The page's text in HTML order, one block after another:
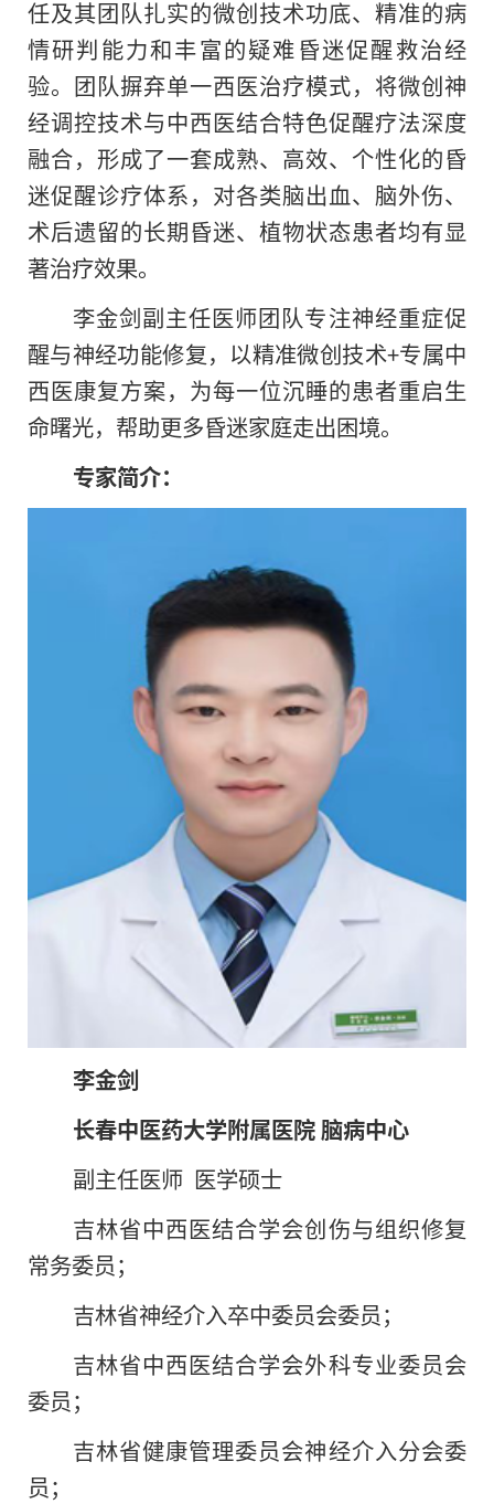
任及其团队扎实的微创技术功底、精准的病
情研判能力和丰富的疑难昏迷促醒救治经
验。团队摒弃单一西医治疗模式，将微创神
经调控技术与中西医结合特色促醒疗法深度
融合，形成了一套成熟、高效、个性化的昏
迷促醒诊疗体系，对各类脑出血、脑外伤、
术后遗留的长期昏迷、植物状态患者均有显
著治疗效果。
李金剑副主任医师团队专注神经重症促
醒与神经功能修复，以精准微创技术+专属中
西医康复方案，为每一位沉睡的患者重启生
命曙光，帮助更多昏迷家庭走出困境。
专家简介：
李金剑
长春中医药大学附属医院脑病中心
副主任医师 医学硕士
吉林省中西医结合学会创伤与组织修复
常务委员；
吉林省神经介入卒中委员会委员；
吉林省中西医结合学会外科专业委员会
委员；
吉林省健康管理委员会神经介入分会委
员；